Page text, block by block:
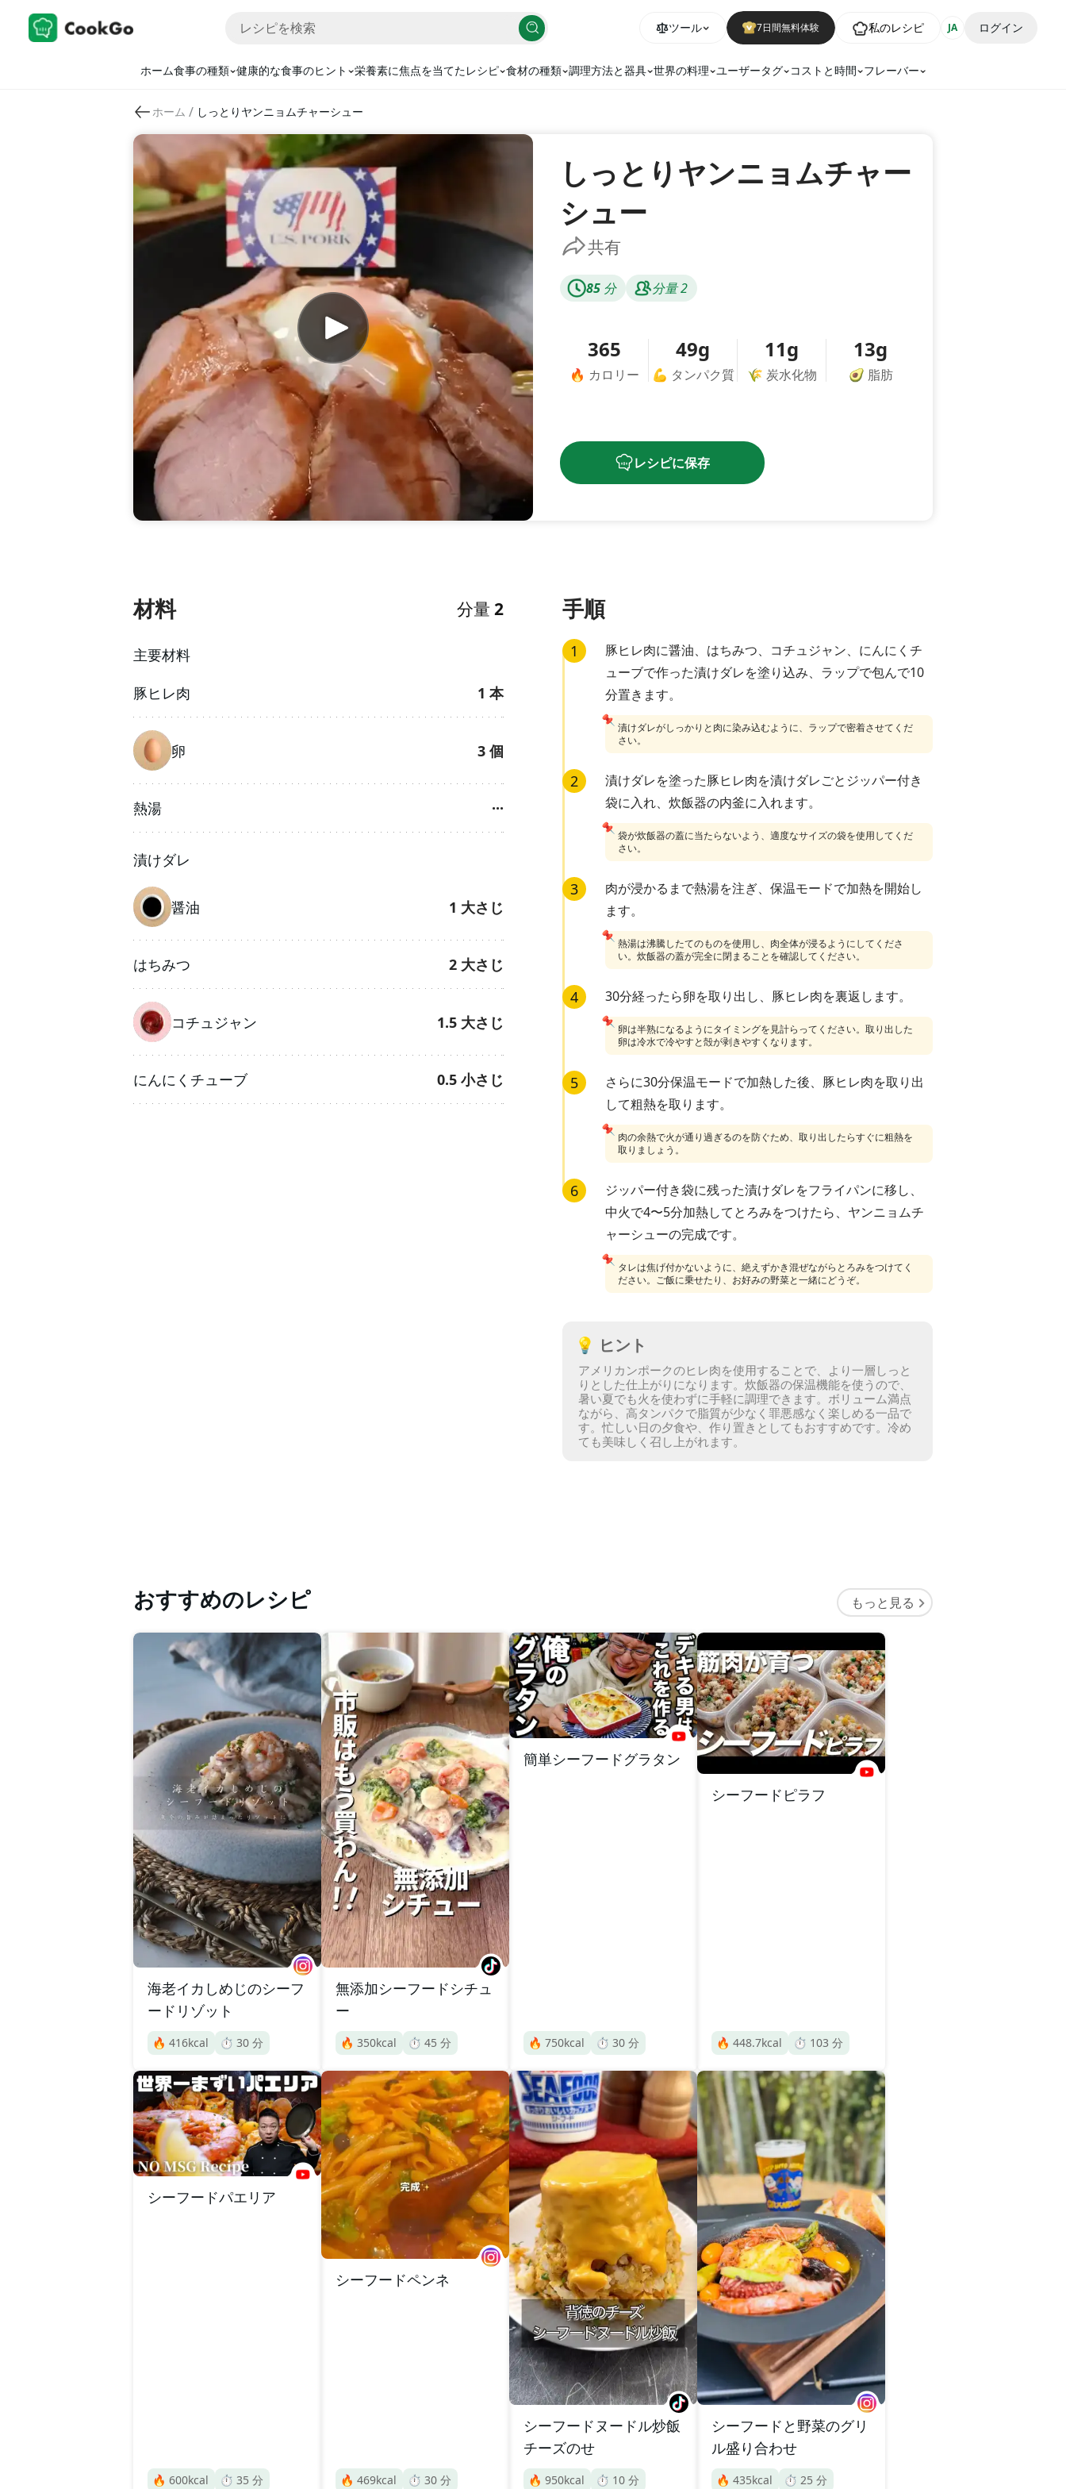
ツール 7日間無料体験 私のレシピ JA ログイン
ホーム食事の種類 健康的な食事のヒント 栄養素に焦点を当てたレシピ 食材の種類 調理方法と器具 世界の料理 ユーザータグ コストと時間 フレーバー
ホーム / しっとりヤンニョムチャーシュー
しっとりヤンニョムチャー
シュー
共有
85 分 分量 2
365
🔥 カロリー
49g
💪 タンパク質
11g
🌾 炭水化物
13g
🥑 脂肪
レシピに保存
材料 分量 2
主要材料
豚ヒレ肉
1 本
卵 3 個
熱湯 ···
漬けダレ
醤油 1 大さじ
はちみつ 2 大さじ
コチュジャン 1.5 大さじ
にんにくチューブ 0.5 小さじ
手順
1
豚ヒレ肉に醤油、はちみつ、コチュジャン、にんにくチ
ューブで作った漬けダレを塗り込み、ラップで包んで10
分置きます。
漬けダレがしっかりと肉に染み込むように、ラップで密着させてくだ
さい。
📌
2
漬けダレを塗った豚ヒレ肉を漬けダレごとジッパー付き
袋に入れ、炊飯器の内釜に入れます。
袋が炊飯器の蓋に当たらないよう、適度なサイズの袋を使用してくだ
さい。
📌
3
肉が浸かるまで熱湯を注ぎ、保温モードで加熱を開始し
ます。
熱湯は沸騰したてのものを使用し、肉全体が浸るようにしてくださ
い。炊飯器の蓋が完全に閉まることを確認してください。
📌
4 30分経ったら卵を取り出し、豚ヒレ肉を裏返します。
卵は半熟になるようにタイミングを見計らってください。取り出した
卵は冷水で冷やすと殻が剥きやすくなります。
📌
5
さらに30分保温モードで加熱した後、豚ヒレ肉を取り出
して粗熱を取ります。
肉の余熱で火が通り過ぎるのを防ぐため、取り出したらすぐに粗熱を
取りましょう。
📌
6
ジッパー付き袋に残った漬けダレをフライパンに移し、
中火で4〜5分加熱してとろみをつけたら、ヤンニョムチ
ャーシューの完成です。
タレは焦げ付かないように、絶えずかき混ぜながらとろみをつけてく
ださい。ご飯に乗せたり、お好みの野菜と一緒にどうぞ。
📌
💡 ヒント
アメリカンポークのヒレ肉を使用することで、より一層しっと
りとした仕上がりになります。 炊飯器の保温機能を使うので、
暑い夏でも火を使わずに手軽に調理できます。 ボリューム満点
ながら、高タンパクで脂質が少なく罪悪感なく楽しめる一品で
す。 忙しい日の夕食や、作り置きとしてもおすすめです。冷め
ても美味しく召し上がれます。
おすすめのレシピ もっと見る
海老イカしめじのシーフ
ードリゾット
🔥 416kcal ⏱️ 30 分
無添加シーフードシチュ
ー
🔥 350kcal ⏱️ 45 分
簡単シーフードグラタン
🔥 750kcal ⏱️ 30 分
シーフードピラフ
🔥 448.7kcal ⏱️ 103 分
シーフードパエリア
🔥 600kcal ⏱️ 35 分
シーフードペンネ
🔥 469kcal ⏱️ 30 分
シーフードヌードル炒飯
チーズのせ
🔥 950kcal ⏱️ 10 分
シーフードと野菜のグリ
ル盛り合わせ
🔥 435kcal ⏱️ 25 分